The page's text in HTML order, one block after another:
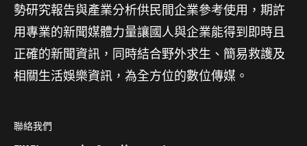
勢研究報告與產業分析供民間企業參考使用，期許
用專業的新聞媒體力量讓國人與企業能得到即時且
正確的新聞資訊，同時結合野外求生、簡易救護及
相關生活娛樂資訊，為全方位的數位傳媒。
聯絡我們